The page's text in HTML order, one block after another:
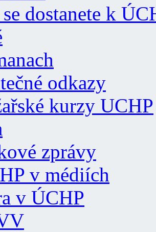
dostanete k
odkazy
kurzy UCHP
zprávy
v médiích
v ÚCHP